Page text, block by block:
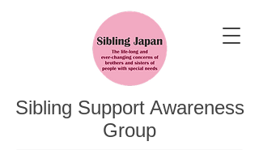
Sibling Support Awareness
Group